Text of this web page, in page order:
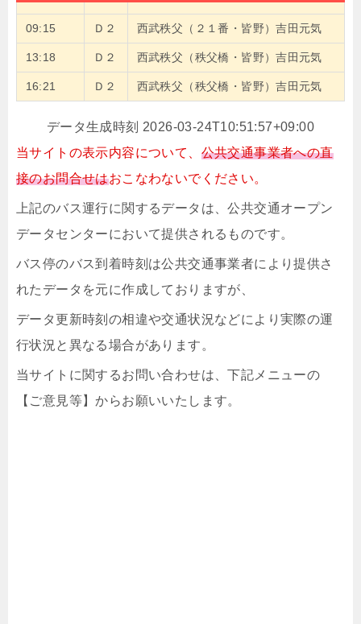
09:15 Ｄ２ 西武秩父（２１番・皆野）吉田元気
13:18 Ｄ２ 西武秩父（秩父橋・皆野）吉田元気
16:21 Ｄ２ 西武秩父（秩父橋・皆野）吉田元気
データ生成時刻 2026-03-24T10:51:57+09:00
当サイトの表示内容について、 公共交通事業者への直
接のお問合せはおこなわないでください。
上記のバス運行に関するデータは、公共交通オープン
データセンターにおいて提供されるものです。
バス停のバス到着時刻は公共交通事業者により提供さ
れたデータを元に作成しておりますが、
データ更新時刻の相違や交通状況などにより実際の運
行状況と異なる場合があります。
当サイトに関するお問い合わせは、下記メニューの
【ご意見等】からお願いいたします。